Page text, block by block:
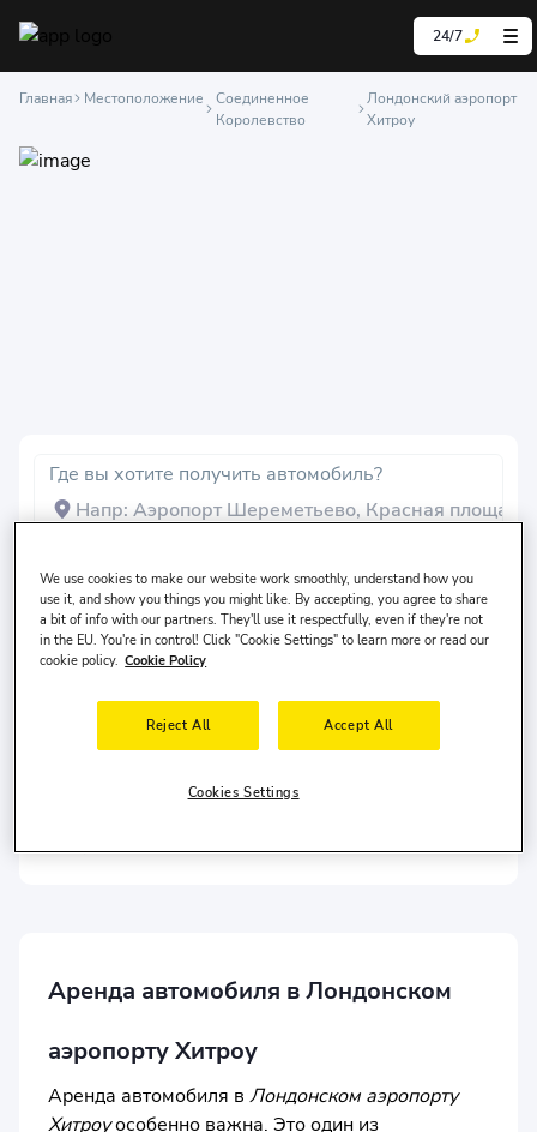
24/7
Главная Местоположение
Соединенное
Королевство
Лондонский аэропорт
Хитроу
Где вы хотите получить автомобиль?
10 авг., пн
10:00
Дата возврата
Время сдачи
Различное место сдачи автомобиля?
30-65лет.
Аренда автомобиля в Лондонском
аэропорту Хитроу
Аренда автомобиля в Лондонском аэропорту
Хитроуособенно важна. Это один из
We use cookies to make our website work smoothly, understand how you
use it, and show you things you might like. By accepting, you agree to share
a bit of info with our partners. They'll use it respectfully, even if they're not
in the EU. You're in control! Click "Cookie Settings" to learn more or read our
cookie policy. Cookie Policy
Reject All Accept All
Cookies Settings